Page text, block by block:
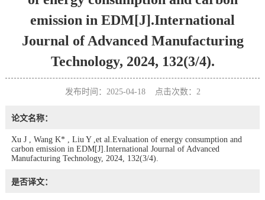
emission in EDM[J].International
Journal of Advanced Manufacturing
Technology, 2024, 132(3/4).
发布时间：2025-04-18 点击次数： 2
论文名称：
Xu J , Wang K* , Liu Y ,et al.Evaluation of energy consumption and
carbon emission in EDM[J].International Journal of Advanced
Manufacturing Technology, 2024, 132(3/4).
是否译文：